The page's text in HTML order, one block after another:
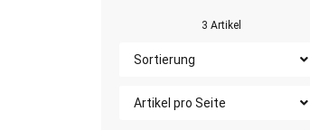
3 Artikel
Sortierung
Artikel pro Seite